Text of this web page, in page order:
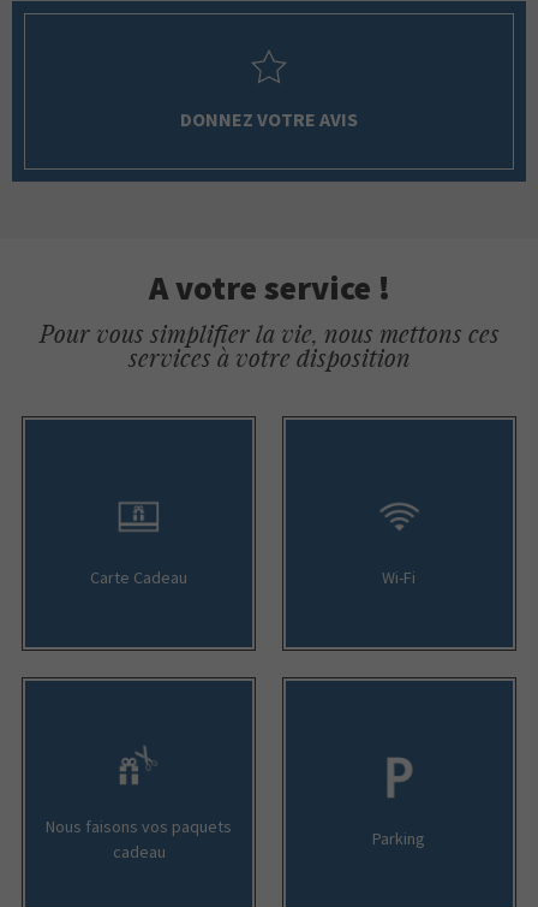
DONNEZ VOTRE AVIS
A votre service !
Pour vous simplifier la vie, nous mettons ces
services à votre disposition
Carte Cadeau Wi-Fi
Nous faisons vos paquets
cadeau
Parking